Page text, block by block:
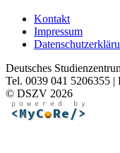
Kontakt
Impressum
Deutsches
Tel. 0039 041 5206355 |
© DSZV 2026